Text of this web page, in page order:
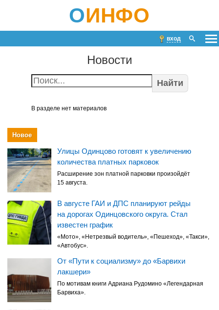
ОИНФО
вход
Новости
Найти
В разделе нет материалов
Новое
Улицы Одинцово готовят к увеличению
количества платных парковок
Расширение зон платной парковки произойдёт
15 августа.
В августе ГАИ и ДПС планируют рейды
на дорогах Одинцовского округа. Стал
известен график
«Мото», «Нетрезвый водитель», «Пешеход», «Такси»,
«Автобус».
От «Пути к социализму» до «Барвихи
лакшери»
По мотивам книги Адриана Рудомино «Легендарная
Барвиха».